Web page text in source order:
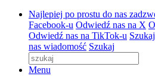
Najlepiej po prostu do nas
Facebook-u Odwiedź nas na X
Odwiedź nas na TikTok-u
nas wiadomość Szukaj
Menu